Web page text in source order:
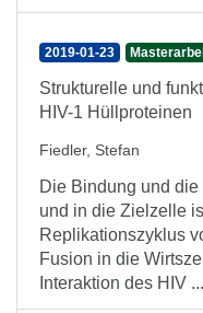
2019-01-23
Strukturelle und
HIV-1 Hüllproteinen
Fiedler, Stefan
Die Bindung und
und in die Zielzelle
Replikationszyklus
Fusion in die
Interaktion des HIV ...